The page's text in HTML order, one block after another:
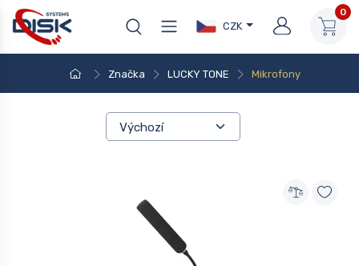
CZK
0
Značka LUCKY TONE Mikrofony